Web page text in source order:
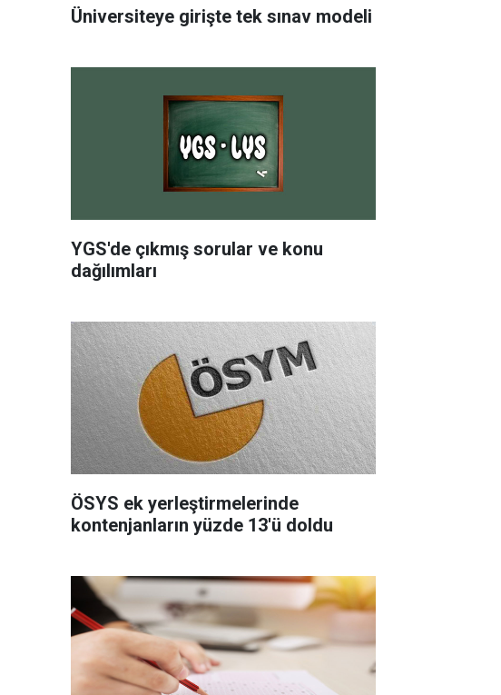
Üniversiteye girişte tek sınav modeli
YGS'de çıkmış sorular ve konu
dağılımları
ÖSYS ek yerleştirmelerinde
kontenjanların yüzde 13'ü doldu